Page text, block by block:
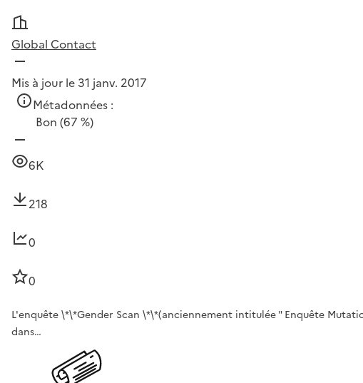
Global Contact
Mis à jour le 31 janv. 2017
Métadonnées :
Bon (67 %)
6K
218
0
0
L'enquête \*\*Gender Scan \*\*(anciennement intitulée " Enquête
dans…